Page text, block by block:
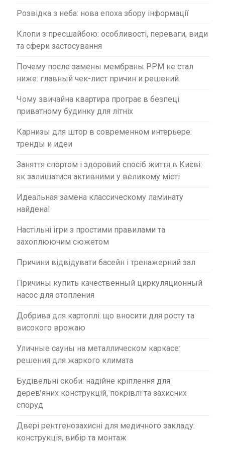
Розвідка з неба: нова епоха збору інформації
Клопи з пресшайбою: особливості, переваги, види
та сфери застосування
Почему после замены мембраны PPM не стал
ниже: главный чек-лист причин и решений
Чому звичайна квартира програє в безпеці
приватному будинку для літніх
Карнизы для штор в современном интерьере:
тренды и идеи
Заняття спортом і здоровий спосіб життя в Києві:
як залишатися активними у великому місті
Идеальная замена классическому ламинату
найдена!
Настільні ігри з простими правилами та
захоплюючим сюжетом
Причини відвідувати басейн і тренажерний зал
Причины купить качественный циркуляционный
насос для отопления
Добрива для картоплі: що вносити для росту та
високого врожаю
Уличные сауны на металлическом каркасе:
решения для жаркого климата
Будівельні скоби: надійне кріплення для
дерев’яних конструкцій, покрівлі та захисних
споруд
Двері рентгенозахисні для медичного закладу:
конструкція, вибір та монтаж